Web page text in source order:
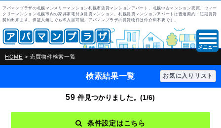
アパマンプラザの札幌マンスリーマンション札幌市賃貸マンションアパート、札幌中古マンション売買、ウィー
クリーマンション札幌市内の家具家電付き賃貸マンション、札幌賃貸マンションアパートは普通契約・短期賃貸
契約出来ます。保証人無しでも即入居可能。アパマンプラザの賃貸物件は仲介料不要です。
HOME > 売買物件検索一覧
検索結果一覧 お気に入りリスト
59 件見つかりました。(1/6)
条件設定はこちら
メニュー